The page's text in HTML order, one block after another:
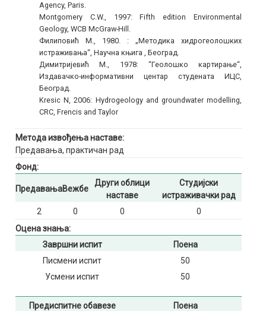
Agency, Paris.
Montgomery C.W., 1997: Fifth edition Environmental
Geology, WCB McGraw-Hill.
Филиповић М., 1980. : „Методика хидрогеолошких
истраживања“, Научна књига , Београд.
Димитријевић М., 1978: “Геолошко картирање“,
Издавачко-информативни центар студената ИЦС,
Београд.
Kresic N, 2006: Hydrogeology and groundwater modelling,
CRC, Frencis and Taylor
Метода извођења наставе:
Предавања, практичан рад
Фонд:
ПредавањаВежбе
Други облици
наставе
Студијски
истраживачки рад
2
0 0
0
Оцена знања:
Завршни испит
Поена
Писмени испит
50
Усмени испит
50
Предиспитне обавезе
Поена